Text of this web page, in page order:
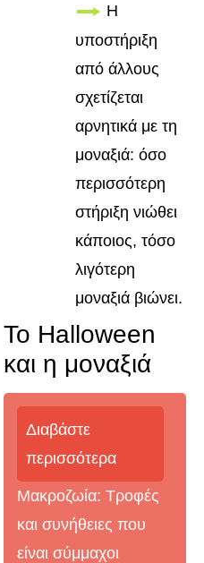
Η
υποστήριξη
από άλλους
σχετίζεται
αρνητικά με τη
μοναξιά: όσο
περισσότερη
στήριξη νιώθει
κάποιος, τόσο
λιγότερη
μοναξιά βιώνει.
Το Halloween
και η μοναξιά
Διαβάστε
περισσότερα
Μακροζωία: Τροφές
και συνήθειες που
είναι σύμμαχοι